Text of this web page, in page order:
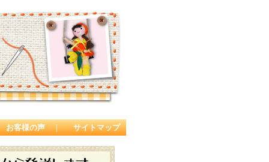
お客様の声 ｜ サイトマップ